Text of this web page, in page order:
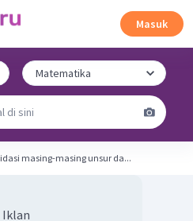
Masuk
masing-masing unsur da...
Iklan